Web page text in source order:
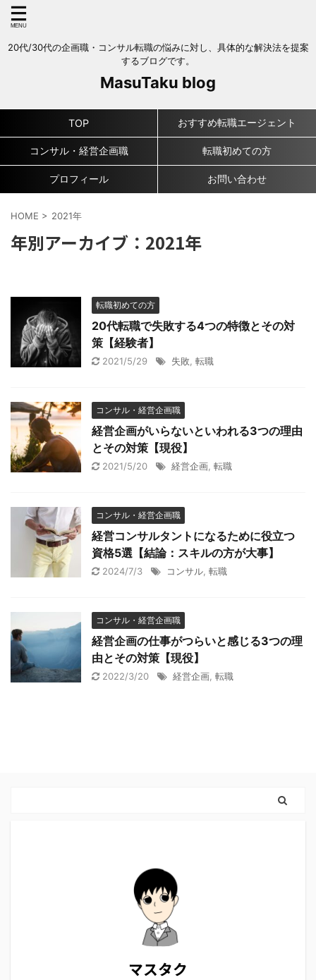
20代/30代の企画職・コンサル転職の悩みに対し、具体的な解決法を提案
するブログです。
MasuTaku blog
TOP おすすめ転職エージェント
コンサル・経営企画職 転職初めての方
プロフィール お問い合わせ
HOME > 2021年
年別アーカイブ：2021年
転職初めての方
20代転職で失敗する4つの特徴とその対
策【経験者】
2021/5/29 失敗 転職
コンサル・経営企画職
経営企画がいらないといわれる3つの理由
とその対策【現役】
2021/5/20 経営企画 転職
コンサル・経営企画職
経営コンサルタントになるために役立つ
資格5選【結論：スキルの方が大事】
2024/7/3 コンサル 転職
コンサル・経営企画職
経営企画の仕事がつらいと感じる3つの理
由とその対策【現役】
2022/3/20 経営企画 転職
マスタク